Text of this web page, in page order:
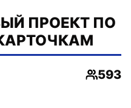
ПРОЕКТ ПО
593